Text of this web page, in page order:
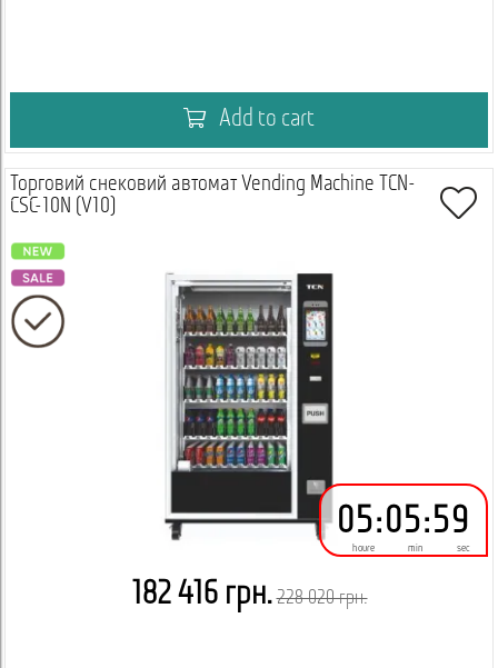
Add to cart
Торговий снековий автомат Vending Machine TCN-
CSC-10N (V10)
05
houre
:05
min
:59
sec
182 416 грн. 228 020 грн.